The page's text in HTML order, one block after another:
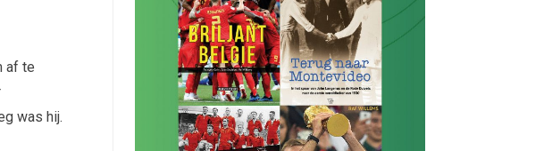
af te
was hij.